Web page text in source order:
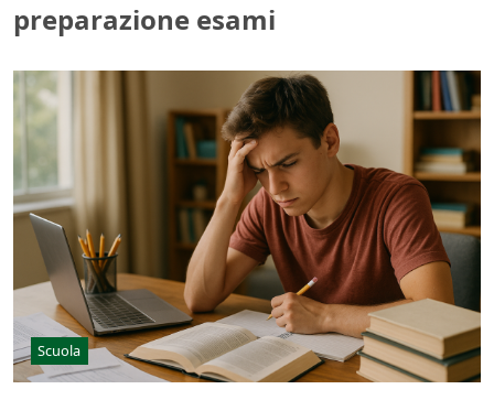
preparazione esami
Scuola